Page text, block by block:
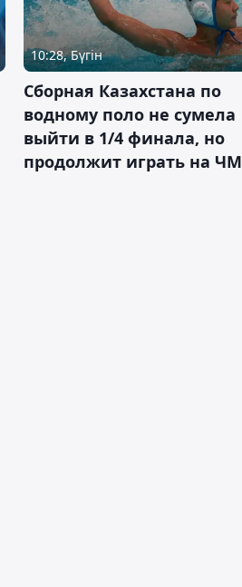
10:28, Бүгін
Сборная Казахстана по
водному поло не сумела
выйти в 1/4 финала, но
продолжит играть на ЧМ